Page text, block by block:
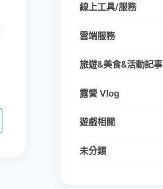
線上工具/服務
雲端服務
旅遊&美食&活動記事
露營 Vlog
遊戲相關
未分類